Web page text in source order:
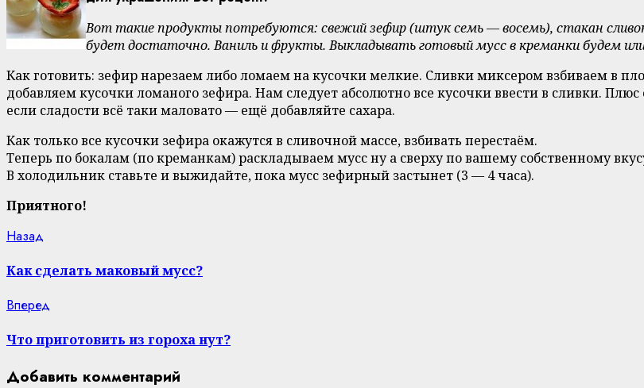
Вот такие продукты потребуются: свежий зефир (штук семь — восемь), стакан
будет достаточно. Ваниль и фрукты. Выкладывать готовый мусс в креманки будем
Как готовить: зефир нарезаем либо ломаем на кусочки мелкие. Сливки миксером взбиваем в
добавляем кусочки ломаного зефира. Нам следует абсолютно все кусочки ввести в сливки.
если сладости всё таки маловато — ещё добавляйте сахара.
Как только все кусочки зефира окажутся в сливочной массе, взбивать перестаём.
Теперь по бокалам (по креманкам) раскладываем мусс ну а сверху по вашему собственному
В холодильник ставьте и выжидайте, пока мусс зефирный застынет (3 — 4 часа).
Приятного!
Continue
Reading
Назад
Как сделать маковый мусс?
Вперед
Что приготовить из гороха нут?
Добавить комментарий